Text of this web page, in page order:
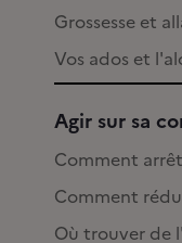
Grossesse et
Vos ados et
Agir sur sa
Comment
Comment
Où trouver de